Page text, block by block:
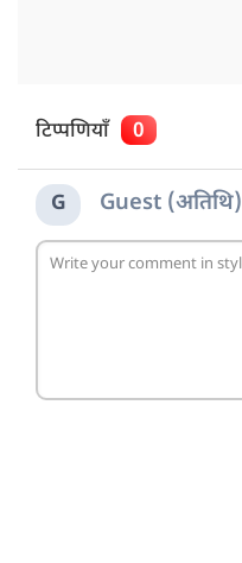
टिप्पणियाँ 0
G Guest (अतिथि)